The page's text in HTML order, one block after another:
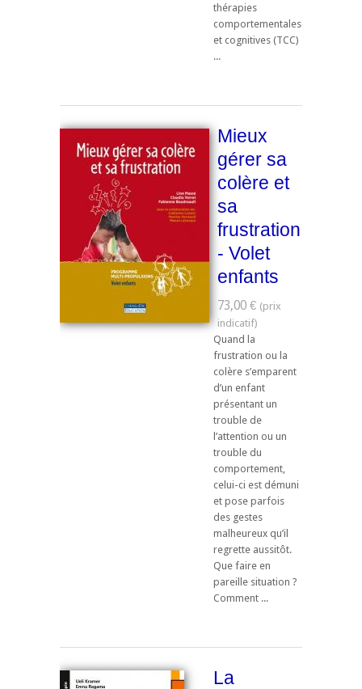
thérapies
comportementales
et cognitives (TCC)
...
Mieux
gérer sa
colère et
sa
frustration
- Volet
enfants
73,00 €
Quand la
frustration ou la
colère s’emparent
d’un enfant
présentant un
trouble de
l’attention ou un
trouble du
comportement,
celui-ci est démuni
et pose parfois
des gestes
malheureux qu’il
regrette aussitôt.
Que faire en
pareille situation ?
Comment ...
La